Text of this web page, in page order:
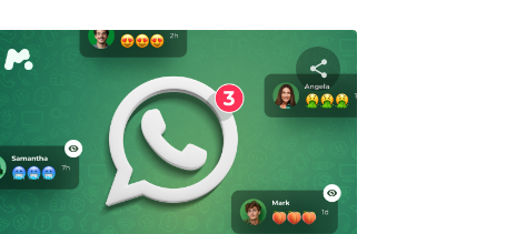
articolo Condividi questo
Twitter